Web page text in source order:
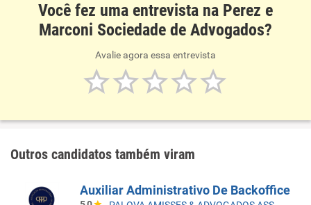
Você fez uma entrevista na Perez e
Marconi Sociedade de Advogados?
Avalie agora essa entrevista
Outros candidatos também viram
Auxiliar Administrativo De Backoffice